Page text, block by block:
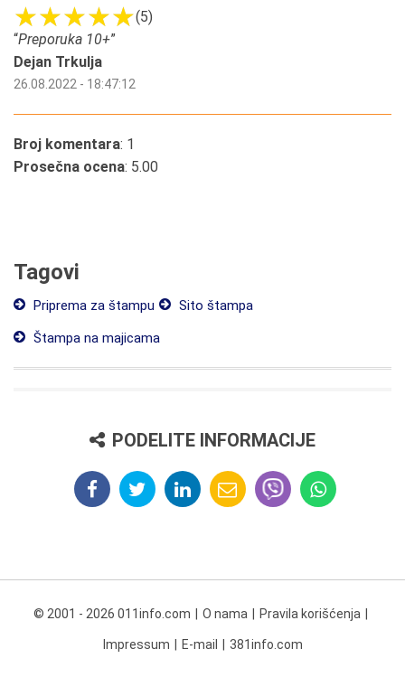
(5)
“Preporuka 10+”
Dejan Trkulja
26.08.2022 - 18:47:12
Broj komentara: 1
Prosečna ocena: 5.00
Tagovi
Priprema za štampu
Sito štampa
Štampa na majicama
PODELITE INFORMACIJE
© 2001 - 2026 011info.com O nama Pravila korišćenja
Impressum E-mail 381info.com